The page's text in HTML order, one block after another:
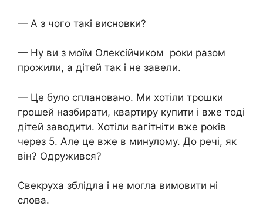
— А з чого такі висновки?
— Ну ви з моїм Олексійчиком роки разом
прожили, а дітей так і не завели.
— Це було сплановано. Ми хотіли трошки
грошей назбирати, квартиру купити і вже тоді
дітей заводити. Хотіли вагітніти вже років
через 5. Але це вже в минулому. До речі, як
він? Одружився?
Свекруха зблідла і не могла вимовити ні
слова.